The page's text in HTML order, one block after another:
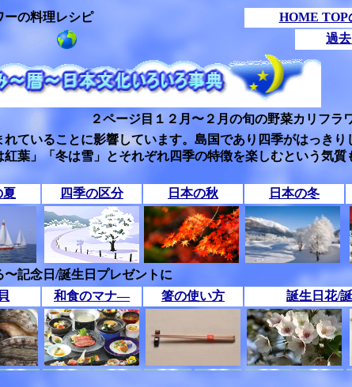
ーの料理レシピ
HOME TOP
過
２ページ目１２月〜２月の旬の野菜カリフラ
ていることに影響しています。島国であり四季がはっきり
葉」「冬は雪」とそれぞれ四季の特徴を楽しむという気質
夏 四季の区分 日本の秋 日本の冬
記念日/誕生日プレゼントに
和食のマナ― 箸の使い方 誕生日花/